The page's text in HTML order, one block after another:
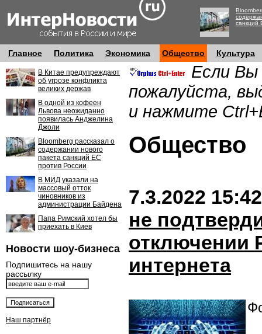
санкций
Главное Политика Экономика Общество Культура
В Китае предупреждают
об угрозе конфликта
великих держав
В одной из кофеен
Львова неожиданно
появилась Анджелина
Джоли
Bloomberg рассказал о
содержании нового
пакета санкций ЕС
против России
В МИД указали на
массовый отток
чиновников из
администрации Байдена
Папа Римский хотел бы
приехать в Киев
Новости шоу-бизнеса
Подпишитесь на нашу
рассылку
Наш партнёр
Если Вы
пожалуйста,
и нажмите
7.3.2022 15:42
не
отключении
интернета